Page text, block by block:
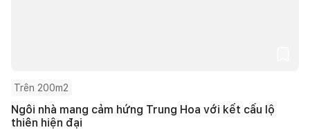
Trên 200m2
Ngôi nhà mang cảm hứng Trung Hoa với kết cấu lộ
thiên hiện đại